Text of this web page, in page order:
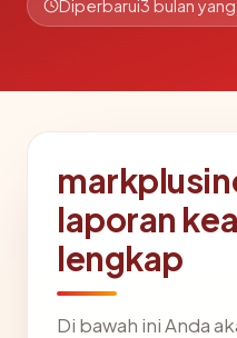
Diperbarui3 bulan yang
laporan
lengkap
Di bawah ini Anda